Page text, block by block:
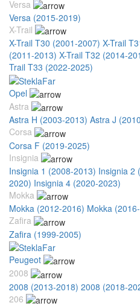
Versa
Versa (2015-2019)
X-Trail
X-Trail T30 (2001-2007) X-Trail
(2011-2013) X-Trail T32 (2014-
Trail T33 (2022-2025)
Opel
Astra
Astra H (2003-2013) Astra J
Corsa
Corsa F (2019-2025)
Insignia
Insignia 1 (2008-2013) Insignia 2
2020) Insignia 4 (2020-2023)
Mokka
Mokka (2012-2016) Mokka
Zafira
Zafira (1999-2005)
Peugeot
2008
2008 (2013-2018) 2008 (2018-
206